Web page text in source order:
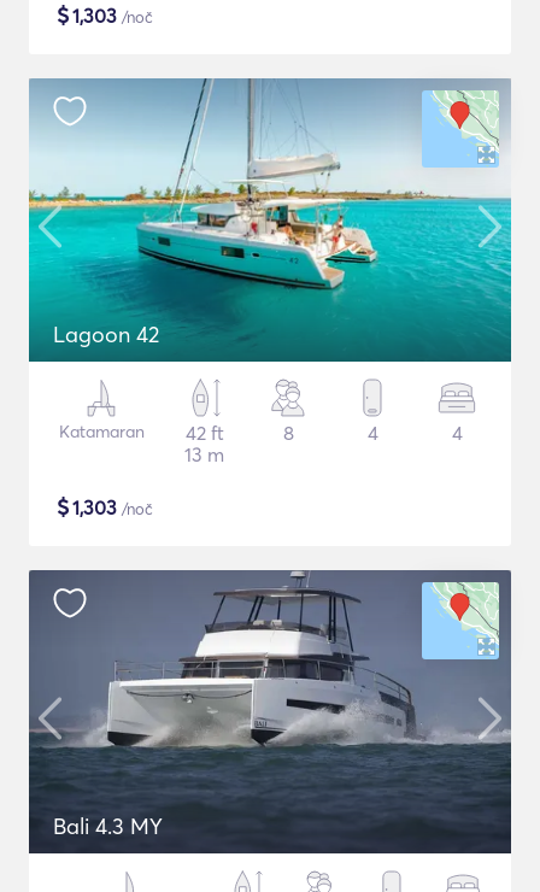
$1,303 /noč
Lagoon 42
Katamaran
42 ft
13 m
8 4 4
$1,303 /noč
Bali 4.3 MY